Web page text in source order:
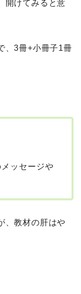
開けてみると意
、3冊+小冊子1冊
ッセージや
、教材の肝はや